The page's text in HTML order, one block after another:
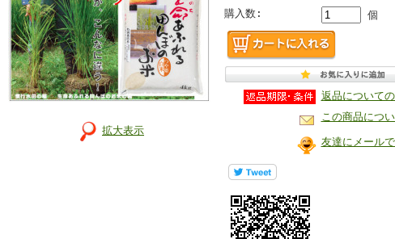
拡大表示
購入数: 個
返品について
この商品につ
友達にメール